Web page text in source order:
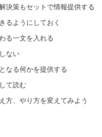
決策もセットで情報提供する
るようにしておく
る一文を入れる
ない
なる何かを提供する
て読む
方、 やり方を変えてみよう